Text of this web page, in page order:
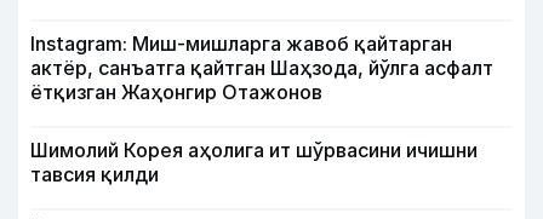
Instagram: Миш-мишларга жавоб қайтарган
актёр, санъатга қайтган Шаҳзода, йўлга асфалт
ётқизган Жаҳонгир Отажонов
Шимолий Корея аҳолига ит шўрвасини ичишни
тавсия қилди